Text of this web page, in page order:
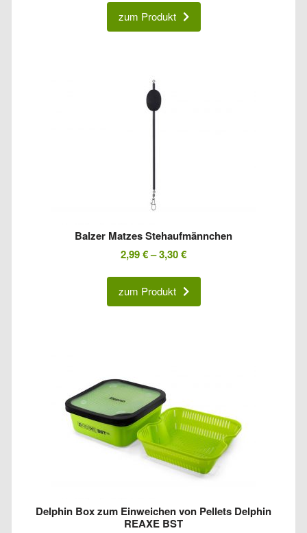
zum Produkt
Balzer Matzes Stehaufmännchen
2,99€–3,30€
zum Produkt
Delphin Box zum Einweichen von Pellets Delphin
REAXE BST